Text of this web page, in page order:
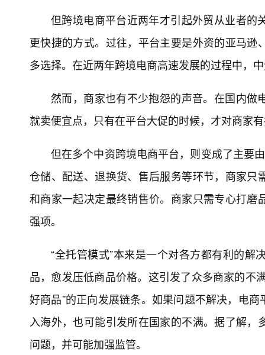
但跨境电商平台近两年才引起外贸从业者
更快捷的方式。过往，平台主要是外资的亚马
多选择。在近两年跨境电商高速发展的过程中，
然而，商家也有不少抱怨的声音。在国内
就卖便宜点，只有在平台大促的时候，才对商家
但在多个中资跨境电商平台，则变成了主要
仓储、配送、退换货、售后服务等环节，商家
和商家一起决定最终销售价。商家只需专心打
强项。
“全托管模式”本来是一个对各方都有利的
品，愈发压低商品价格。这引发了众多商家的
好商品”的正向发展链条。如果问题不解决，电
入海外，也可能引发所在国家的不满。据了解
问题，并可能加强监管。